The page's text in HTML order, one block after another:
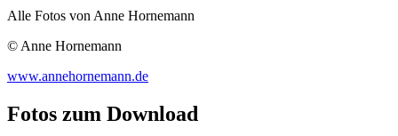
Alle Fotos von Anne Hornemann
© Anne Hornemann
www.annehornemann.de
Fotos zum Download